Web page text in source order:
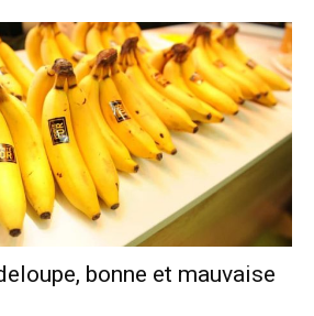
bonne et mauvaise